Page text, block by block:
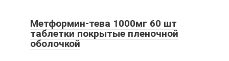
Метформин-тева 1000мг 60 шт
таблетки покрытые пленочной
оболочкой